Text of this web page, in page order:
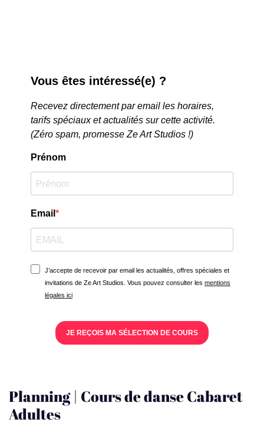
Vous êtes intéressé(e) ?
Recevez directement par email les horaires,
tarifs spéciaux et actualités sur cette activité.
(Zéro spam, promesse Ze Art Studios !)
Prénom
Email
J’accepte de recevoir par email les actualités, offres spéciales et
invitations de Ze Art Studios. Vous pouvez consulter les mentions
légales ici
JE REÇOIS MA SÉLECTION DE COURS
Planning | Cours de danse Cabaret
Adultes